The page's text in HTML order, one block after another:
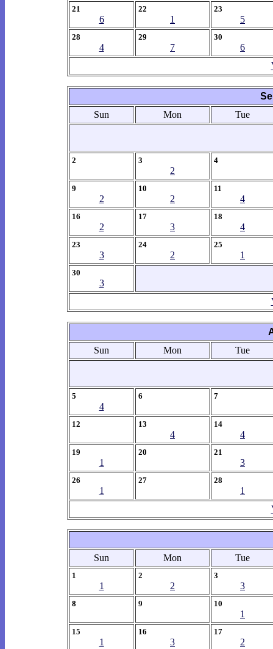
21
6
22
1
23
5
28
4
29
7
30
6
Sun
Mon Tue
2 3
2
4
9
2
10
2
11
4
16
2
17
3
18
4
23
3
24
2
25
1
30
3
Sun
Mon Tue
5
4
6 7
12 13
4
14
4
19
1
20 21
3
26
1
27 28
1
Sun Mon Tue
1
1
2
2
3
3
8 9 10
1
15
1
16
3
17
2